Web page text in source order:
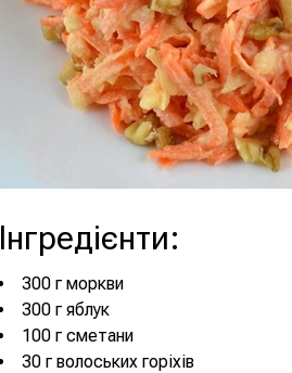
Інгредієнти:
300 г моркви
300 г яблук
100 г сметани
30 г волоських горіхів